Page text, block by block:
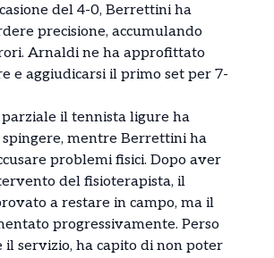
del 4-0, Berrettini ha
precisione, accumulando
Arnaldi ne ha approfittato
e aggiudicarsi il primo set per 7-
parziale il tennista ligure ha
mentre Berrettini ha
problemi fisici. Dopo aver
del fisioterapista, il
a restare in campo, ma il
progressivamente. Perso
servizio, ha capito di non poter